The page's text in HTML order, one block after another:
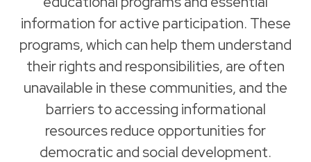
information for active participation. These
programs, which can help them understand
their rights and responsibilities, are often
unavailable in these communities, and the
barriers to accessing informational
resources reduce opportunities for
democratic and social development.